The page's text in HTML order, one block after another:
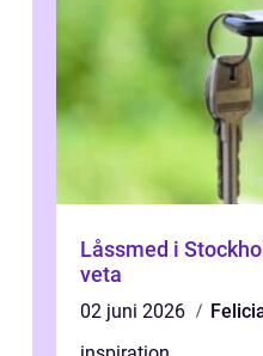
Låssmed i
veta
02 juni 2026